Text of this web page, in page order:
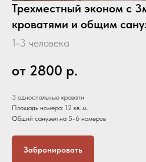
Трехместный эконом с
кроватями и общим
1-3 человека
от 2800 р.
3 односпальные кровати
Площадь номера: 12 кв. м.
Общий санузел на 5-6 номеров
Забронировать